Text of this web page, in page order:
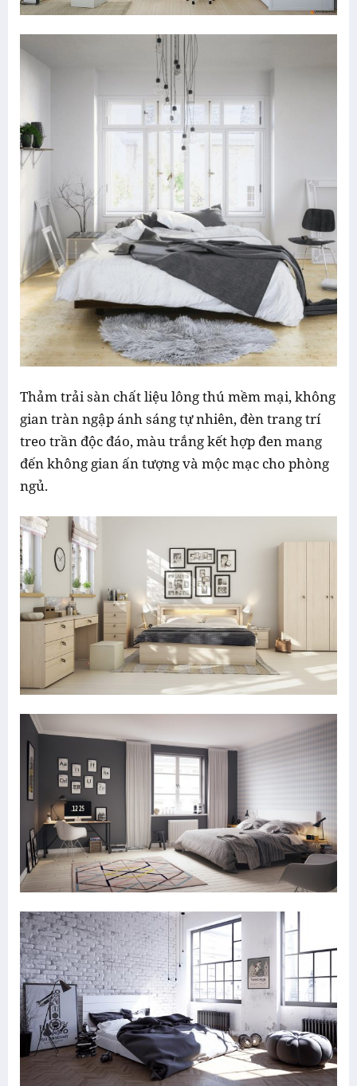
Thảm trải sàn chất liệu lông thú mềm mại, không
gian tràn ngập ánh sáng tự nhiên, đèn trang trí
treo trần độc đáo, màu trắng kết hợp đen mang
đến không gian ấn tượng và mộc mạc cho phòng
ngủ.